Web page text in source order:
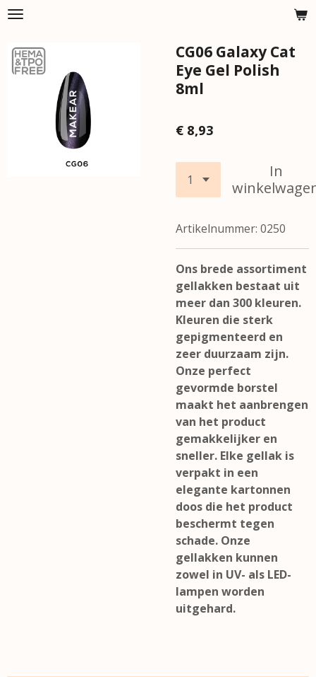
Ga
naar
de
hoofdinhoud
CG06 Galaxy Cat
Eye Gel Polish
8ml
€ 8,93
In
Artikelnummer: 0250
Ons brede assortiment
gellakken bestaat uit
meer dan 300 kleuren.
Kleuren die sterk
gepigmenteerd en
zeer duurzaam zijn.
Onze perfect
gevormde borstel
maakt het aanbrengen
van het product
gemakkelijker en
sneller. Elke gellak is
verpakt in een
elegante kartonnen
doos die het product
beschermt tegen
schade. Onze
gellakken kunnen
zowel in UV- als LED-
lampen worden
uitgehard.